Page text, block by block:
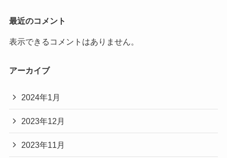
最近のコメント
表示できるコメントはありません。
アーカイブ
2024年1月
2023年12月
2023年11月